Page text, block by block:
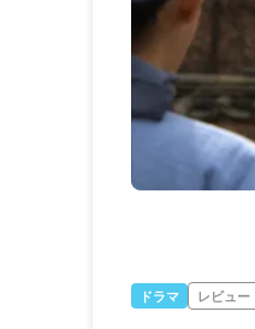
ドラマ レビュー